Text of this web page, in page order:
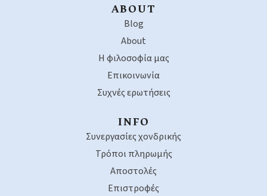
ABOUT
Blog
About
Η φιλοσοφία μας
Επικοινωνία
Συχνές ερωτήσεις
INFO
Συνεργασίες χονδρικής
Τρόποι πληρωμής
Αποστολές
Επιστροφές